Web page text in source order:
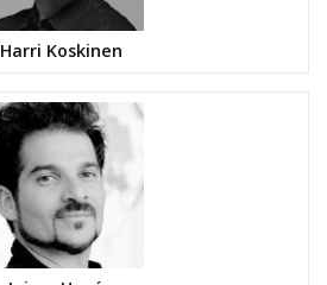
Harri Koskinen